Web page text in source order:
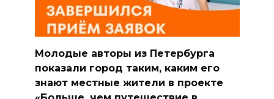
Молодые авторы из Петербурга
показали город таким, каким его
знают местные жители в проекте